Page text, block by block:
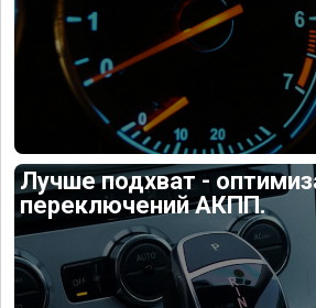
Лучше подхват -
переключений АКПП.